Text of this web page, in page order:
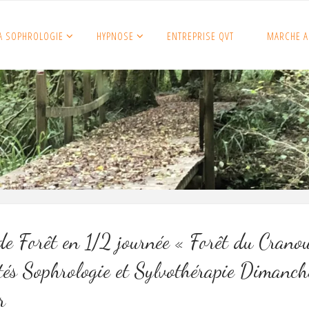
SOPHROLOGIE HYPNOSE ENTREPRISE QVT MARCHE
Forêt en 1/2 journée « Forêt du
Sophrologie et Sylvothérapie